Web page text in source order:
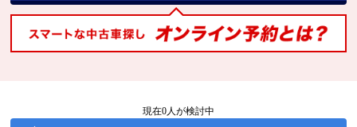
現在0人が検討中